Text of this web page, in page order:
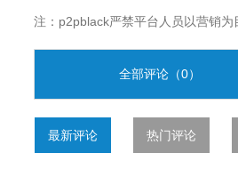
注：p2pblack严禁平台人员以营销
全部评论（0）
最新评论 热门评论